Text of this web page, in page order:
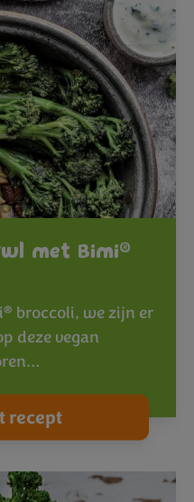
met Bimi®
® broccoli, we zijn er
deze vegan
recept